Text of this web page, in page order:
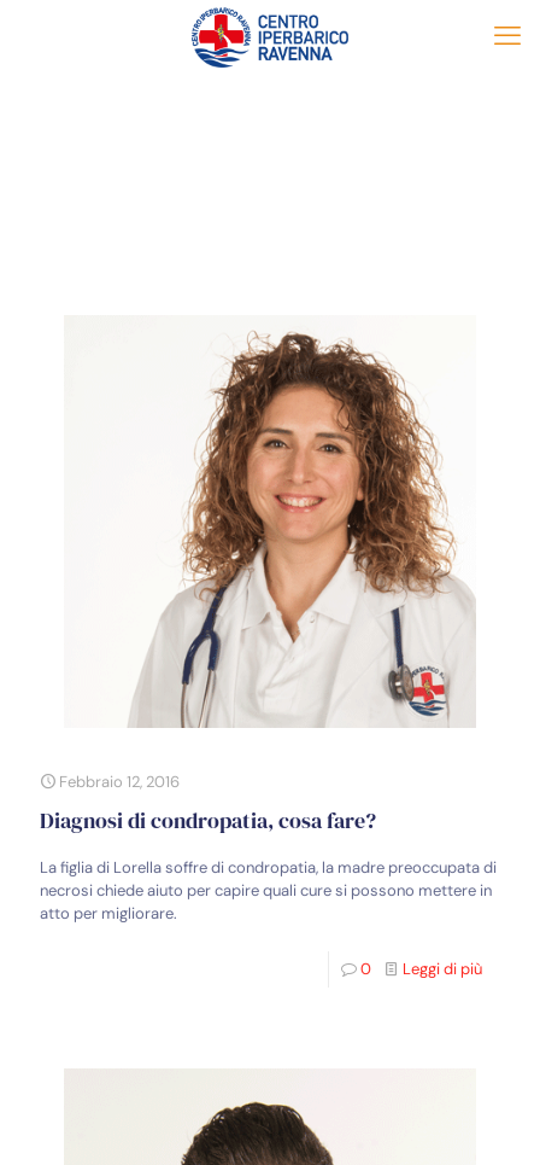
Febbraio 12, 2016
Diagnosi di condropatia, cosa fare?
La figlia di Lorella soffre di condropatia, la madre preoccupata di
necrosi chiede aiuto per capire quali cure si possono mettere in
atto per migliorare.
0 Leggi di più